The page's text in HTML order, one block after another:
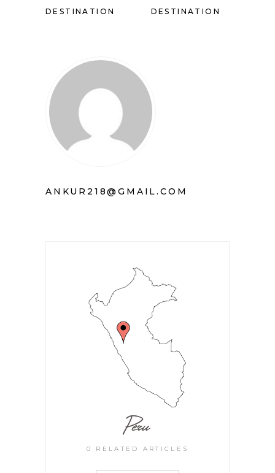
DESTINATION
DESTINATION
ANKUR218@GMAIL.COM
Peru
0 RELATED ARTICLES